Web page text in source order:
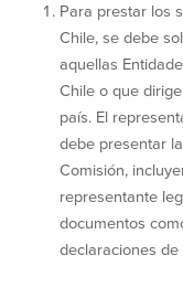
Para prestar los
Chile, se debe
aquellas
Chile o que
país. El
debe presentar
Comisión,
representante
documentos
declaraciones